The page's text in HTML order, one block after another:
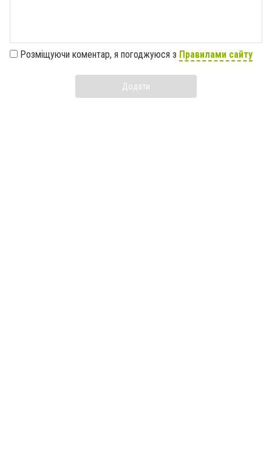
Розміщуючи коментар, я погоджуюся з Правилами сайту
Додати